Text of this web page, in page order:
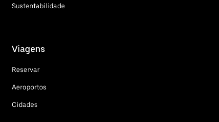
Sustentabilidade
Viagens
Reservar
Aeroportos
Cidades